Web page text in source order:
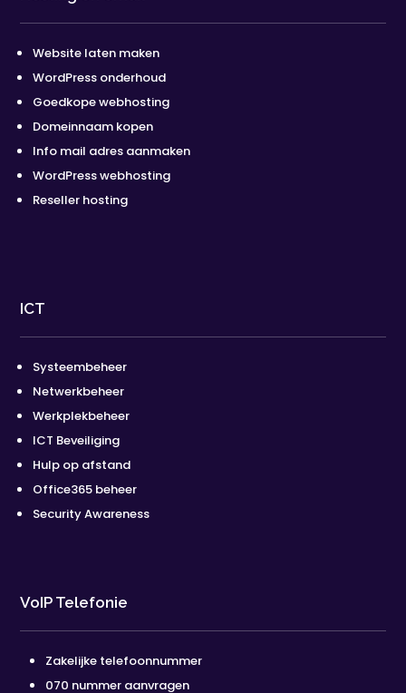
Website laten maken
WordPress onderhoud
Goedkope webhosting
Domeinnaam kopen
Info mail adres aanmaken
WordPress webhosting
Reseller hosting
ICT
Systeembeheer
Netwerkbeheer
Werkplekbeheer
ICT Beveiliging
Hulp op afstand
Office365 beheer
Security Awareness
VoIP Telefonie
Zakelijke telefoonnummer
070 nummer aanvragen